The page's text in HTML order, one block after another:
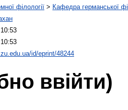
філології > Кафедра германської
id/eprint/48244
ввійти)